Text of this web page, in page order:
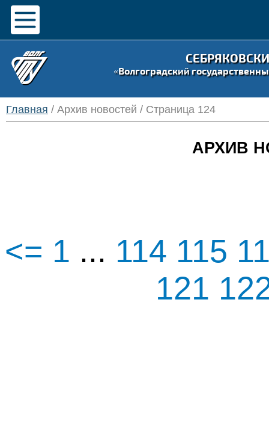
«Волгоградский
Главная / Архив новостей / Страница 124
АРХИВ
<= 1 ... 114 115
121